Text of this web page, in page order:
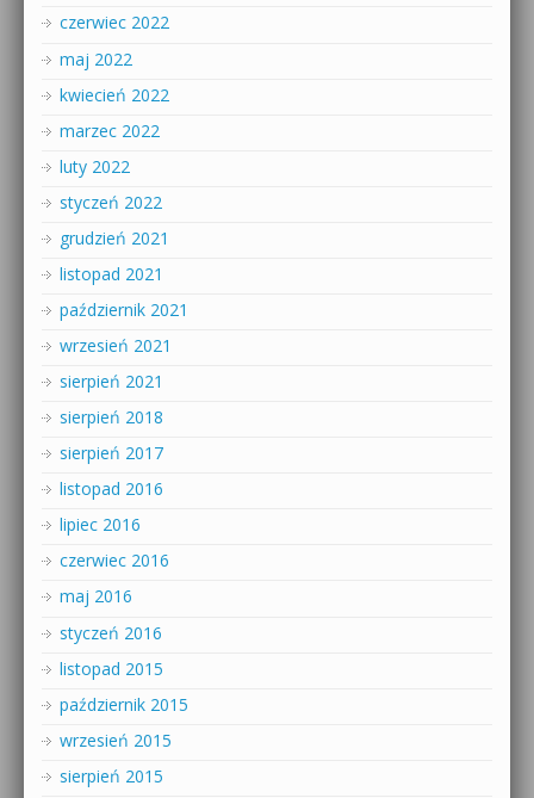
czerwiec 2022
maj 2022
kwiecień 2022
marzec 2022
luty 2022
styczeń 2022
grudzień 2021
listopad 2021
październik 2021
wrzesień 2021
sierpień 2021
sierpień 2018
sierpień 2017
listopad 2016
lipiec 2016
czerwiec 2016
maj 2016
styczeń 2016
listopad 2015
październik 2015
wrzesień 2015
sierpień 2015